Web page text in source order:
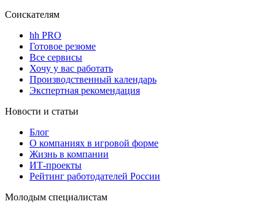
Соискателям
hh PRO
Готовое резюме
Все сервисы
Хочу у вас работать
Производственный календарь
Экспертная рекомендация
Новости и статьи
Блог
О компаниях в игровой форме
Жизнь в компании
ИТ-проекты
Рейтинг работодателей России
Молодым специалистам